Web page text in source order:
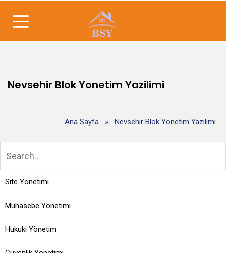
Nevsehir Blok Yonetim Yazilimi
Ana Sayfa » Nevsehir Blok Yonetim Yazilimi
Site Yönetimi
Muhasebe Yönetimi
Hukuki Yönetim